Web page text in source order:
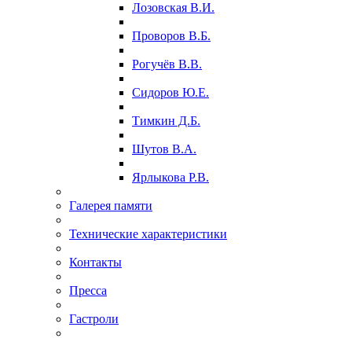
Лозовская В.И.
Проворов В.Б.
Рогучёв В.В.
Сидоров Ю.Е.
Тимкин Д.Б.
Шутов В.А.
Ярлыкова Р.В.
Галерея памяти
Технические характеристики
Контакты
Пресса
Гастроли